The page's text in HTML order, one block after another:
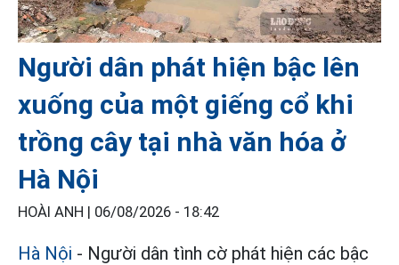
Người dân phát hiện bậc lên
xuống của một giếng cổ khi
trồng cây tại nhà văn hóa ở
Hà Nội
HOÀI ANH | 06/08/2026 - 18:42
Hà Nội - Người dân tình cờ phát hiện các bậc